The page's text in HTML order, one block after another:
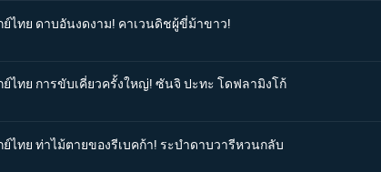
ย์ไทย ดาบอันงดงาม! คาเวนดิชผู้ขี่ม้าขาว!
ย์ไทย การขับเคี่ยวครั้งใหญ่! ซันจิ ปะทะ โดฟลามิงโก้
ไทย ท่าไม้ตายของรีเบคก้า! ระบำดาบวารีหวนกลับ